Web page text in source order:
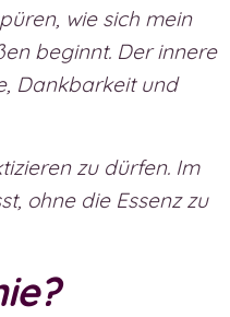
wie sich mein
beginnt. Der innere
Dankbarkeit und
zu dürfen. Im
ohne die Essenz zu